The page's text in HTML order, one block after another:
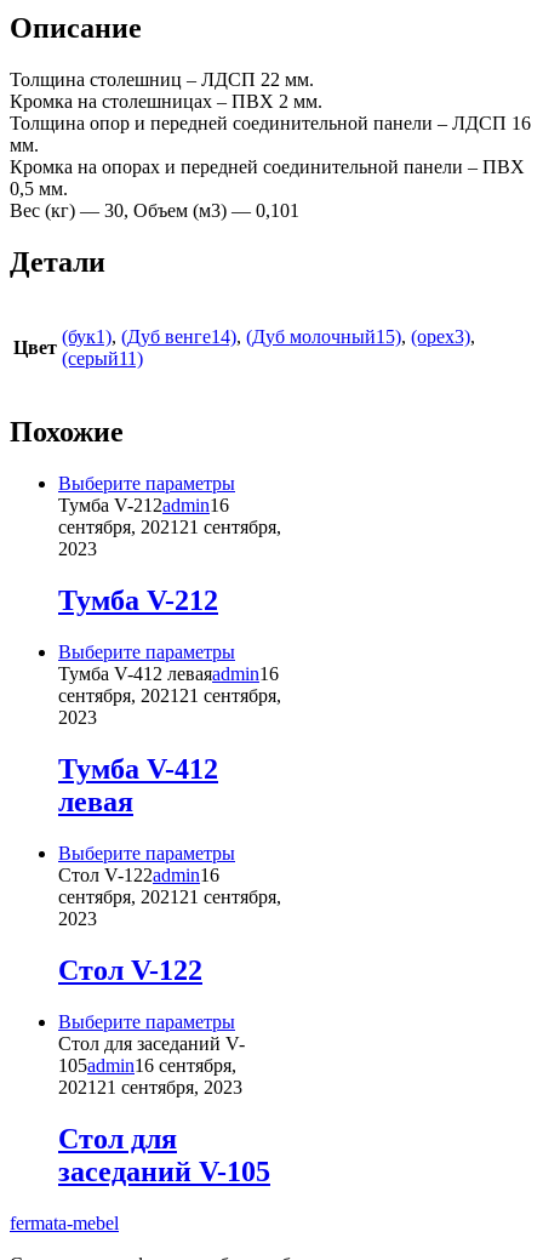
письменный
на
к
1404х704х756
Описание
Толщина столешниц – ЛДСП 22 мм.
Кромка на столешницах – ПВХ 2 мм.
Толщина опор и передней соединительной панели – ЛДСП 16
мм.
Кромка на опорах и передней соединительной панели – ПВХ
0,5 мм.
Вес (кг) — 30, Объем (м3) — 0,101
Детали
Цвет
(бук1), (Дуб венге14), (Дуб молочный15), (орех3),
(серый11)
Похожие
Выберите параметрыЭтот
имеет
на
странице
товара.
Тумба V-212admin16
сентября, 2021 21 сентября,
2023
Тумба V-212
Выберите параметрыЭтот
товар
имеет
странице
товара.
Тумба V-412 леваяadmin16
сентября, 2021 21 сентября,
2023
Тумба V-412
левая
Выберите параметрыЭтот
имеет
на
странице
товара.
Стол V-122admin16
сентября, 2021 21 сентября,
2023
Стол V-122
Выберите параметрыЭтот
товар
несколько
выбрать
Стол для заседаний V-
105admin16 сентября,
2021 21 сентября, 2023
Стол для
заседаний V-105
fermata-mebel